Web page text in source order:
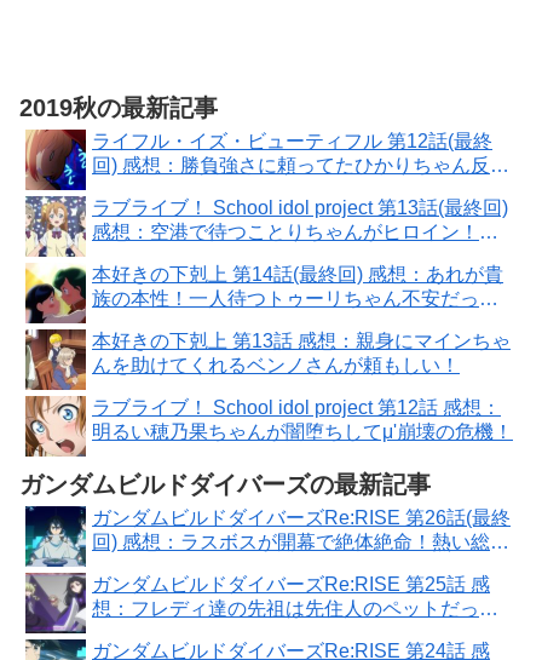
2019秋の最新記事
ライフル・イズ・ビューティフル 第12話(最終
回) 感想：勝負強さに頼ってたひかりちゃん反
ラブライブ！ School idol project 第13話(最終回)
感想：空港で待つことりちゃんがヒロイン！９
本好きの下剋上 第14話(最終回) 感想：あれが貴
族の本性！一人待つトゥーリちゃん不安だった
本好きの下剋上 第13話 感想：親身にマインちゃ
んを助けてくれるベンノさんが頼もしい！
ラブライブ！ School idol project 第12話 感想：
明るい穂乃果ちゃんが闇堕ちしてμ'崩壊の危機！
ガンダムビルドダイバーズの最新記事
ガンダムビルドダイバーズRe:RISE 第26話(最終
回) 感想：ラスボスが開幕で絶体絶命！熱い総力
ガンダムビルドダイバーズRe:RISE 第25話 感
想：フレディ達の先祖は先住人のペットだった
ガンダムビルドダイバーズRe:RISE 第24話 感